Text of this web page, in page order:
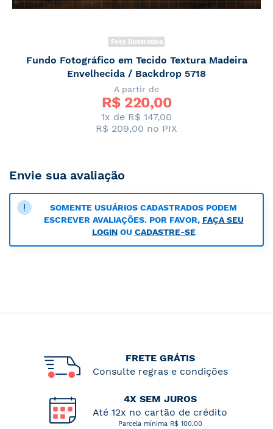
Foto Ilustrativa
Fundo Fotográfico em Tecido Textura Madeira
Envelhecida / Backdrop 5718
A partir de
R$ 220,00
1x de R$ 147,00
R$ 209,00 no PIX
Envie sua avaliação
SOMENTE USUÁRIOS CADASTRADOS PODEM
ESCREVER AVALIAÇÕES. POR FAVOR, FAÇA SEU
LOGINOU CADASTRE-SE
FRETE GRÁTIS
Consulte regras e condições
4X SEM JUROS
Até 12x no cartão de crédito
Parcela mínima R$ 100,00